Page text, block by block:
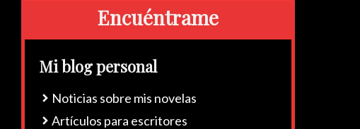
Encuéntrame
Mi blog personal
Noticias sobre mis novelas
Artículos para escritores